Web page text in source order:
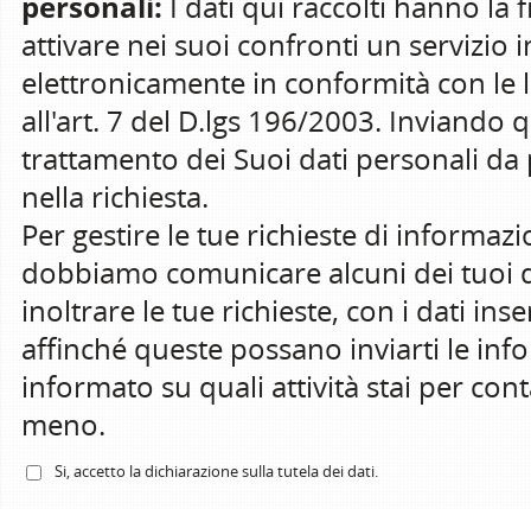
attivare nei suoi confronti un servizio
elettronicamente in conformità con le
all'art. 7 del D.lgs 196/2003. Inviando
trattamento dei Suoi dati personali da
nella richiesta.
Per gestire le tue richieste di
dobbiamo comunicare alcuni dei tuoi
inoltrare le tue richieste, con i dati
affinché queste possano inviarti le
informato su quali attività stai per
meno.
Si, accetto ladichiarazionesulla tutela dei dati.